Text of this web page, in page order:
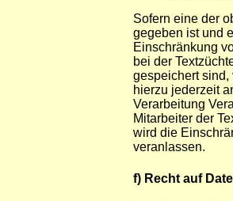
Sofern eine der
gegeben ist und
Einschränkung
bei der
gespeichert sind,
hierzu jederzeit
Verarbeitung
Mitarbeiter der
wird die
veranlassen.
f) Recht auf